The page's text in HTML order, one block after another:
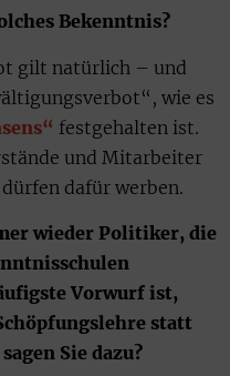
Bekenntnis?
gilt natürlich – und
wie es
festgehalten ist.
und Mitarbeiter
dafür werben.
wieder Politiker, die
Vorwurf ist,
statt
Sie dazu?